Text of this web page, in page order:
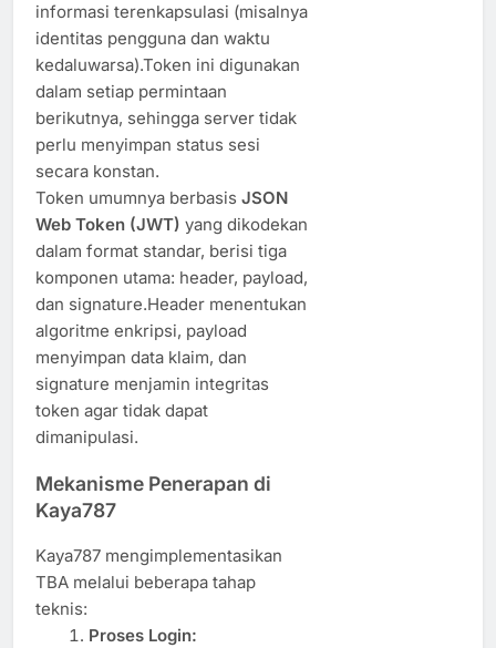
informasi terenkapsulasi (misalnya
identitas pengguna dan waktu
kedaluwarsa).Token ini digunakan
dalam setiap permintaan
berikutnya, sehingga server tidak
perlu menyimpan status sesi
secara konstan.
Token umumnya berbasis JSON
Web Token (JWT) yang dikodekan
dalam format standar, berisi tiga
komponen utama: header, payload,
dan signature.Header menentukan
algoritme enkripsi, payload
menyimpan data klaim, dan
signature menjamin integritas
token agar tidak dapat
dimanipulasi.
Mekanisme Penerapan di
Kaya787
Kaya787 mengimplementasikan
TBA melalui beberapa tahap
teknis:
Proses Login: